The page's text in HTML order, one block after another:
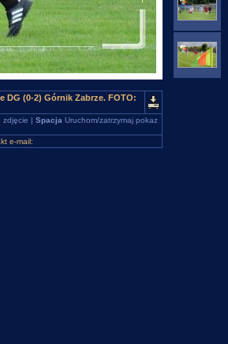
DG (0-2) Górnik Zabrze. FOTO:
| Spacja Uruchom/zatrzymaj pokaz
e-mail: